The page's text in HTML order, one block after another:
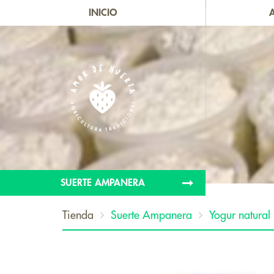
INICIO
SUERTE AMPANERA
Tienda Suerte Ampanera Yogur natural